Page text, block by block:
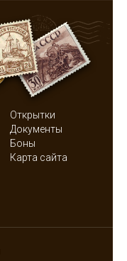
Открытки
Документы
Боны
Карта сайта